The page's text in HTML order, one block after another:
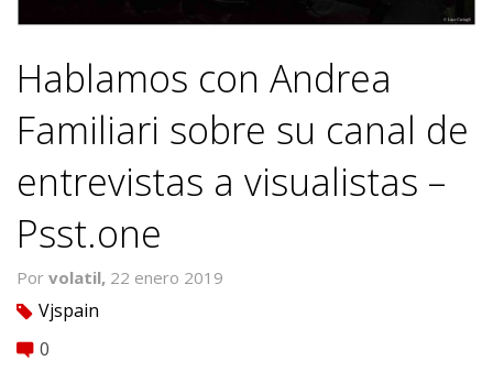
Hablamos con Andrea
Familiari sobre su canal de
entrevistas a visualistas –
Psst.one
Por volatil, 22 enero 2019
tag Vjspain
comment 0